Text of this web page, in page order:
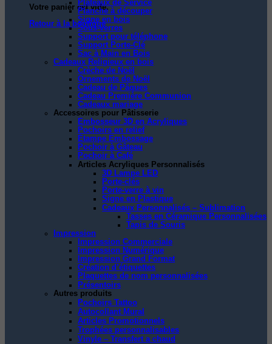
Votre panier est vide.
Retour à la boutique
Plateaux de Service
Planche à découper
Signe en bois
Sous-verres
Support pour téléphone
Support Porte-Clé
Sac à Main en Bois
Cadeaux Religieux en bois
Crèche de Noël
Ornements de Noël
Cadeau de Pâques
Cadeau Première Communion
Cadeaux mariage
Accessoires pour Pâtisserie
Embosseur 3D en Acryliques
Pochoirs en relief
Étampe Embossage
Pochoir à Gâteau
Pochoir à Café
Articles Acryliques Personnalisés
3D Lampe LED
Porte-clés
Porte-verre à vin
Signe en Plastique
Cadeaux Personnalisés – Sublimation
Tasses en Céramique Personnalisées
Tapis de Souris
Impression
Impression Commerciale
Impression Numérique
Impression Grand Format
Création d’étiquettes
Plaquettes de nom personnalisées
Présentoirs
Autres produits
Pochoirs Tattoo
Autocollant Mural
Articles Promotionnels
Trophées personnalisables
Vinyle – Transfert a chaud